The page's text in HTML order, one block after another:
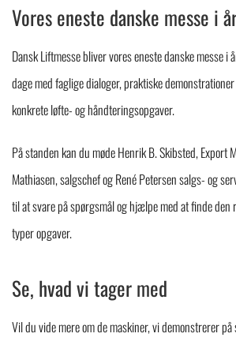
Vores eneste danske messe i
Dansk Liftmesse bliver vores eneste danske messe i
dage med faglige dialoger, praktiske
konkrete løfte- og håndteringsopgaver.
På standen kan du møde Henrik B. Skibsted, Export
Mathiasen, salgschef og René Petersen salgs- og
til at svare på spørgsmål og hjælpe med at finde
typer opgaver.
Se, hvad vi tager med
Vil du vide mere om de maskiner, vi demonstrerer